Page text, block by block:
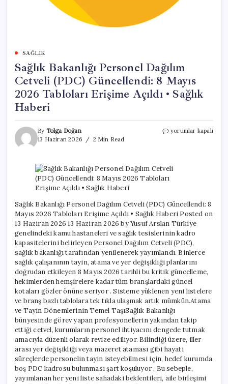
SAĞLIK
Sağlık Bakanlığı Personel Dağılım
Cetveli (PDC) Güncellendi: 8 Mayıs
2026 Tabloları Erişime Açıldı • Sağlık
Haberi
By Tolga Doğan
13 Haziran 2026
2 Min Read
Sağlık
Cetveli
2026
Tabloları
Erişime
Açıldı
•
Sağlık
Haberi
için
yorumlar kapalı
Sağlık Bakanlığı Personel Dağılım Cetveli (PDC) Güncellendi: 8
Mayıs 2026 Tabloları Erişime Açıldı • Sağlık Haberi Posted on
13 Haziran 2026 13 Haziran 2026 by Yusuf Arslan Türkiye
genelindeki kamu hastaneleri ve sağlık tesislerinin kadro
kapasitelerini belirleyen Personel Dağılım Cetveli (PDC),
sağlık bakanlığı tarafından yenilenerek yayımlandı. Binlerce
sağlık çalışanının tayin, atama ve yer değişikliği planlarını
doğrudan etkileyen 8 Mayıs 2026 tarihli bu kritik güncelleme,
hekimlerden hemşirelere kadar tüm branşlardaki güncel
kotaları gözler önüne seriyor . Sisteme yüklenen yeni listelere
ve branş bazlı tablolara tek tıkla ulaşmak artık mümkün.Atama
ve Tayin Dönemlerinin Temel TaşıSağlık Bakanlığı
bünyesinde görev yapan profesyonellerin yakından takip
ettiği cetvel, kurumların personel ihtiyacını dengede tutmak
amacıyla düzenli olarak revize ediliyor. Bilindiği üzere, iller
arası yer değişikliği veya mazeret ataması gibi hayati
süreçlerde personelin tayin isteyebilmesi için, hedef kurumda
boş PDC kadrosu bulunması şart koşuluyor . Bu sebeple,
yayımlanan her yeni liste sahadaki beklentileri, aile birleşimi